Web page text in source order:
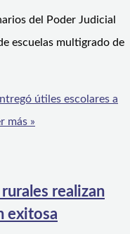
del Poder Judicial
escuelas multigrado de
útiles escolares a
más »
realizan
exitosa